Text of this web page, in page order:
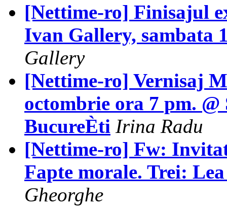
[Nettime-ro] Finisajul
Ivan Gallery, sambata
Gallery
[Nettime-ro] Vernisaj
octombrie ora 7 pm.
BucureÈti Irina Radu
[Nettime-ro] Fw:
Fapte morale. Trei:
Gheorghe